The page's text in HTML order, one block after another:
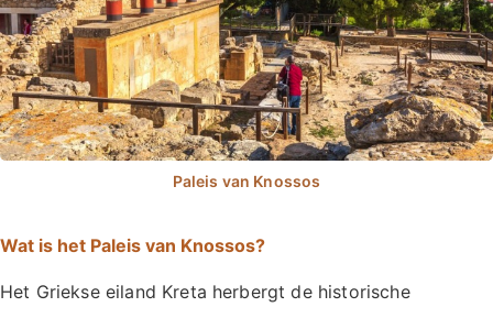
Wat is het Paleis van Knossos?
Het Griekse eiland Kreta herbergt de historische